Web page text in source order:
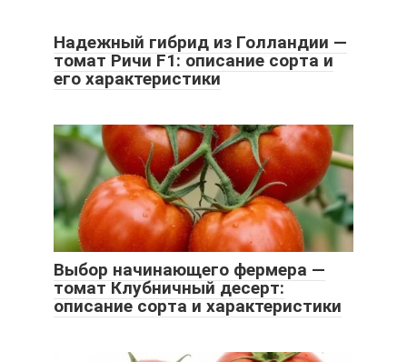
Надежный гибрид из Голландии —
томат Ричи F1: описание сорта и
его характеристики
Выбор начинающего фермера —
томат Клубничный десерт:
описание сорта и характеристики